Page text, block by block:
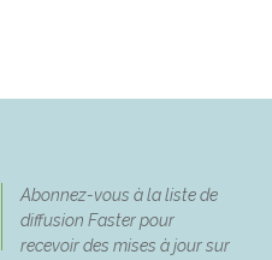
Abonnez-vous à la liste de
diffusion Faster pour
recevoir des mises à jour sur